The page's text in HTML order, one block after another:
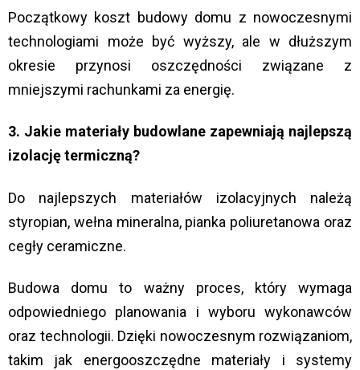
Początkowy koszt budowy domu z nowoczesnymi
technologiami może być wyższy, ale w dłuższym
okresie przynosi oszczędności związane z
mniejszymi rachunkami za energię.
3. Jakie materiały budowlane zapewniają najlepszą
izolację termiczną?
Do najlepszych materiałów izolacyjnych należą
styropian, wełna mineralna, pianka poliuretanowa oraz
cegły ceramiczne.
Budowa domu to ważny proces, który wymaga
odpowiedniego planowania i wyboru wykonawców
oraz technologii. Dzięki nowoczesnym rozwiązaniom,
takim jak energooszczędne materiały i systemy